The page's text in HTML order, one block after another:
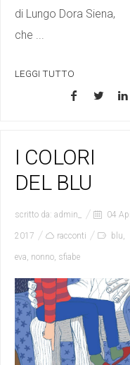
di Lungo Dora Siena,
che ...
LEGGI TUTTO
I COLORI
DEL BLU
scritto da: admin_ 04
2017 racconti blu,
eva, nonno, sfiabe